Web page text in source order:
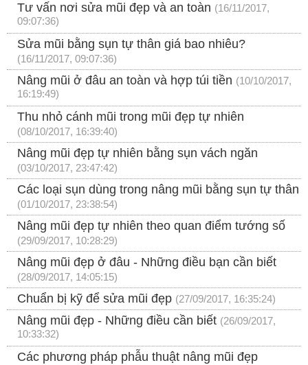
Tư vấn nơi sửa mũi đẹp và an toàn (16/11/2017,
09:07:36)
Sửa mũi bằng sụn tự thân giá bao nhiêu?
(16/11/2017, 09:07:36)
Nâng mũi ở đâu an toàn và hợp túi tiền (10/10/2017,
16:19:49)
Thu nhỏ cánh mũi trong mũi đẹp tự nhiên
(08/10/2017, 16:39:40)
Nâng mũi đẹp tự nhiên bằng sụn vách ngăn
(03/10/2017, 23:47:42)
Các loại sụn dùng trong nâng mũi bằng sụn tự thân
(01/10/2017, 23:38:54)
Nâng mũi đẹp tự nhiên theo quan điểm tướng số
(29/09/2017, 10:28:29)
Nâng mũi đẹp ở đâu - Những điều bạn cần biết
(28/09/2017, 14:05:15)
Chuẩn bị kỹ để sửa mũi đẹp (27/09/2017, 16:35:24)
Nâng mũi đẹp - Những điều cần biết (26/09/2017,
10:33:32)
Các phương pháp phẫu thuật nâng mũi đẹp